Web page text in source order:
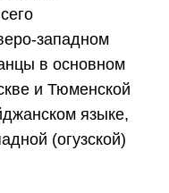
западном
в основном
и Тюменской
языке,
(огузской)